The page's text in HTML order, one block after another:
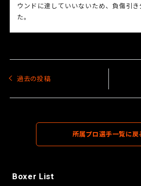
ウンドに達していいないため、負傷引
た。
ナ
ゲ
過去の投稿
所属プロ選手一覧に戻
Boxer List